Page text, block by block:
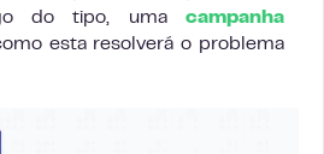
do tipo, uma campanha
esta resolverá o problema